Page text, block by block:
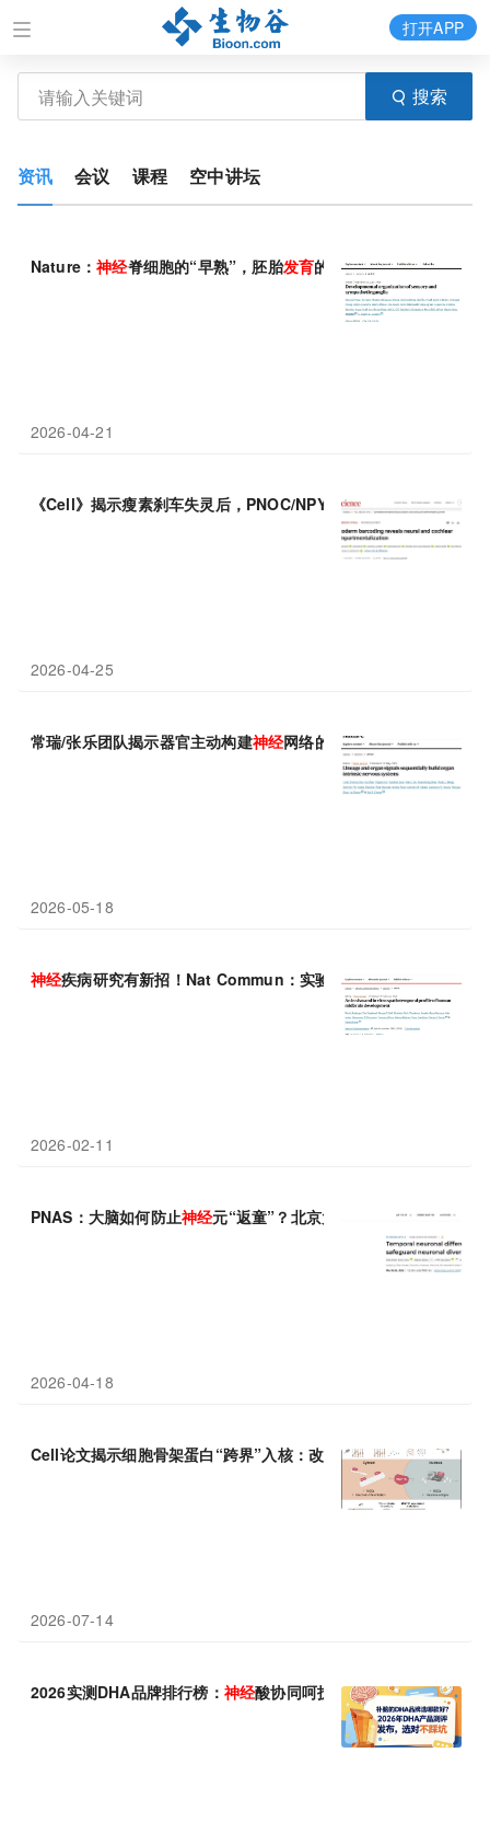
搜索
打开APP
资讯 会议 课程 空中讲坛
Nature：神经脊细胞的“早熟”，胚胎发育的命运抉择有望改写教科
2026-04-21
《Cell》揭示瘦素刹车失灵后，PNOC/NPY 神经元如何启动暴食
2026-04-25
常瑞/张乐团队揭示器官主动构建神经网络的精密程序
2026-05-18
神经疾病研究有新招！Nat Commun：实验室“迷你中脑”复刻人类
2026-02-11
PNAS：大脑如何防止神经元“返童”？北京大学宋艳/李志远鉴定
2026-04-18
Cell论文揭示细胞骨架蛋白“跨界”入核：改写 神经发育疾病认知的
2026-07-14
2026实测DHA品牌排行榜： 神经酸协同呵护脑部发育